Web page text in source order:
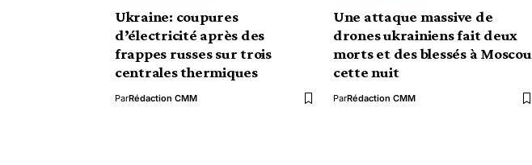
Ukraine: coupures
d’électricité après des
frappes russes sur trois
centrales thermiques
ParRédaction CMM
Une attaque massive de
drones ukrainiens fait deux
morts et des blessés à Moscou
cette nuit
ParRédaction CMM